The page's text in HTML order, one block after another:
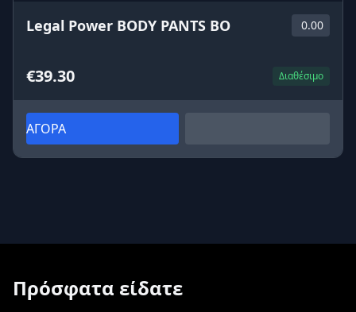
Legal Power BODY PANTS BO 0.00
€39.30 Διαθέσιμο
ΑΓΟΡΑ
Πρόσφατα είδατε